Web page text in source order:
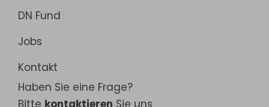
DN Fund
Jobs
Kontakt
Haben Sie eine Frage?
Bitte kontaktieren Sie uns